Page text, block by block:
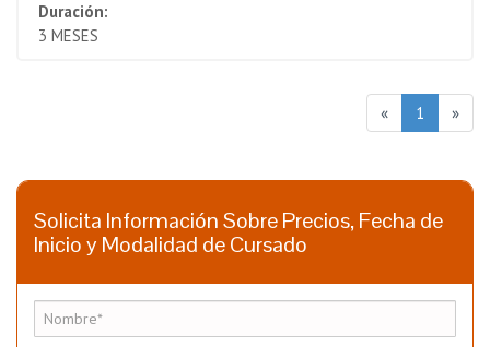
Duración:
3 MESES
« 1 »
Solicita Información Sobre Precios, Fecha de
Inicio y Modalidad de Cursado